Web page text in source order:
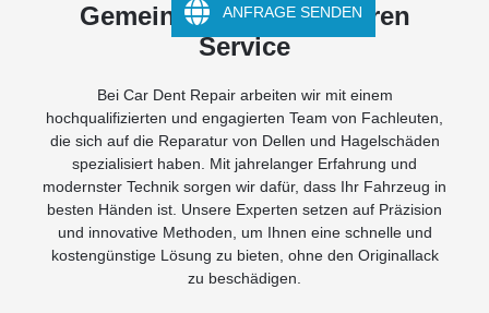
Gemeinsam stark für Ihren
Service
Bei Car Dent Repair arbeiten wir mit einem
hochqualifizierten und engagierten Team von Fachleuten,
die sich auf die Reparatur von Dellen und Hagelschäden
spezialisiert haben. Mit jahrelanger Erfahrung und
modernster Technik sorgen wir dafür, dass Ihr Fahrzeug in
besten Händen ist. Unsere Experten setzen auf Präzision
und innovative Methoden, um Ihnen eine schnelle und
kostengünstige Lösung zu bieten, ohne den Originallack
zu beschädigen.
ANFRAGE SENDEN